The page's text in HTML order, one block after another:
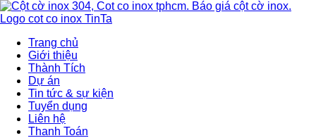
Trang chủ
Giới thiệu
Thành Tích
Dự án
Tin tức & sự kiện
Tuyển dụng
Liên hệ
Thanh Toán